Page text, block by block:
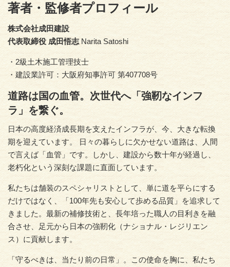
著者・監修者プロフィール
株式会社成田建設
代表取締役 成田悟志 Narita Satoshi
・2級土木施工管理技士
・建設業許可：大阪府知事許可 第407708号
道路は国の血管。次世代へ「強靭なインフ
ラ」を繋ぐ。
日本の高度経済成長期を支えたインフラが、今、大きな転換
期を迎えています。 日々の暮らしに欠かせない道路は、人間
で言えば「血管」です。しかし、建設から数十年が経過し、
老朽化という深刻な課題に直面しています。
私たちは舗装のスペシャリストとして、単に道を平らにする
だけではなく、「100年先も安心して歩める品質」を追求して
きました。最新の補修技術と、長年培った職人の目利きを融
合させ、足元から日本の強靭化（ナショナル・レジリエン
ス）に貢献します。
「守るべきは、当たり前の日常」。この使命を胸に、私たち